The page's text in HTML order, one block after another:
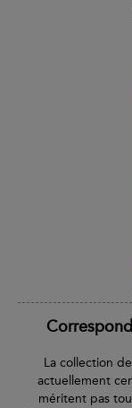
La collection
actuellement
méritent pas